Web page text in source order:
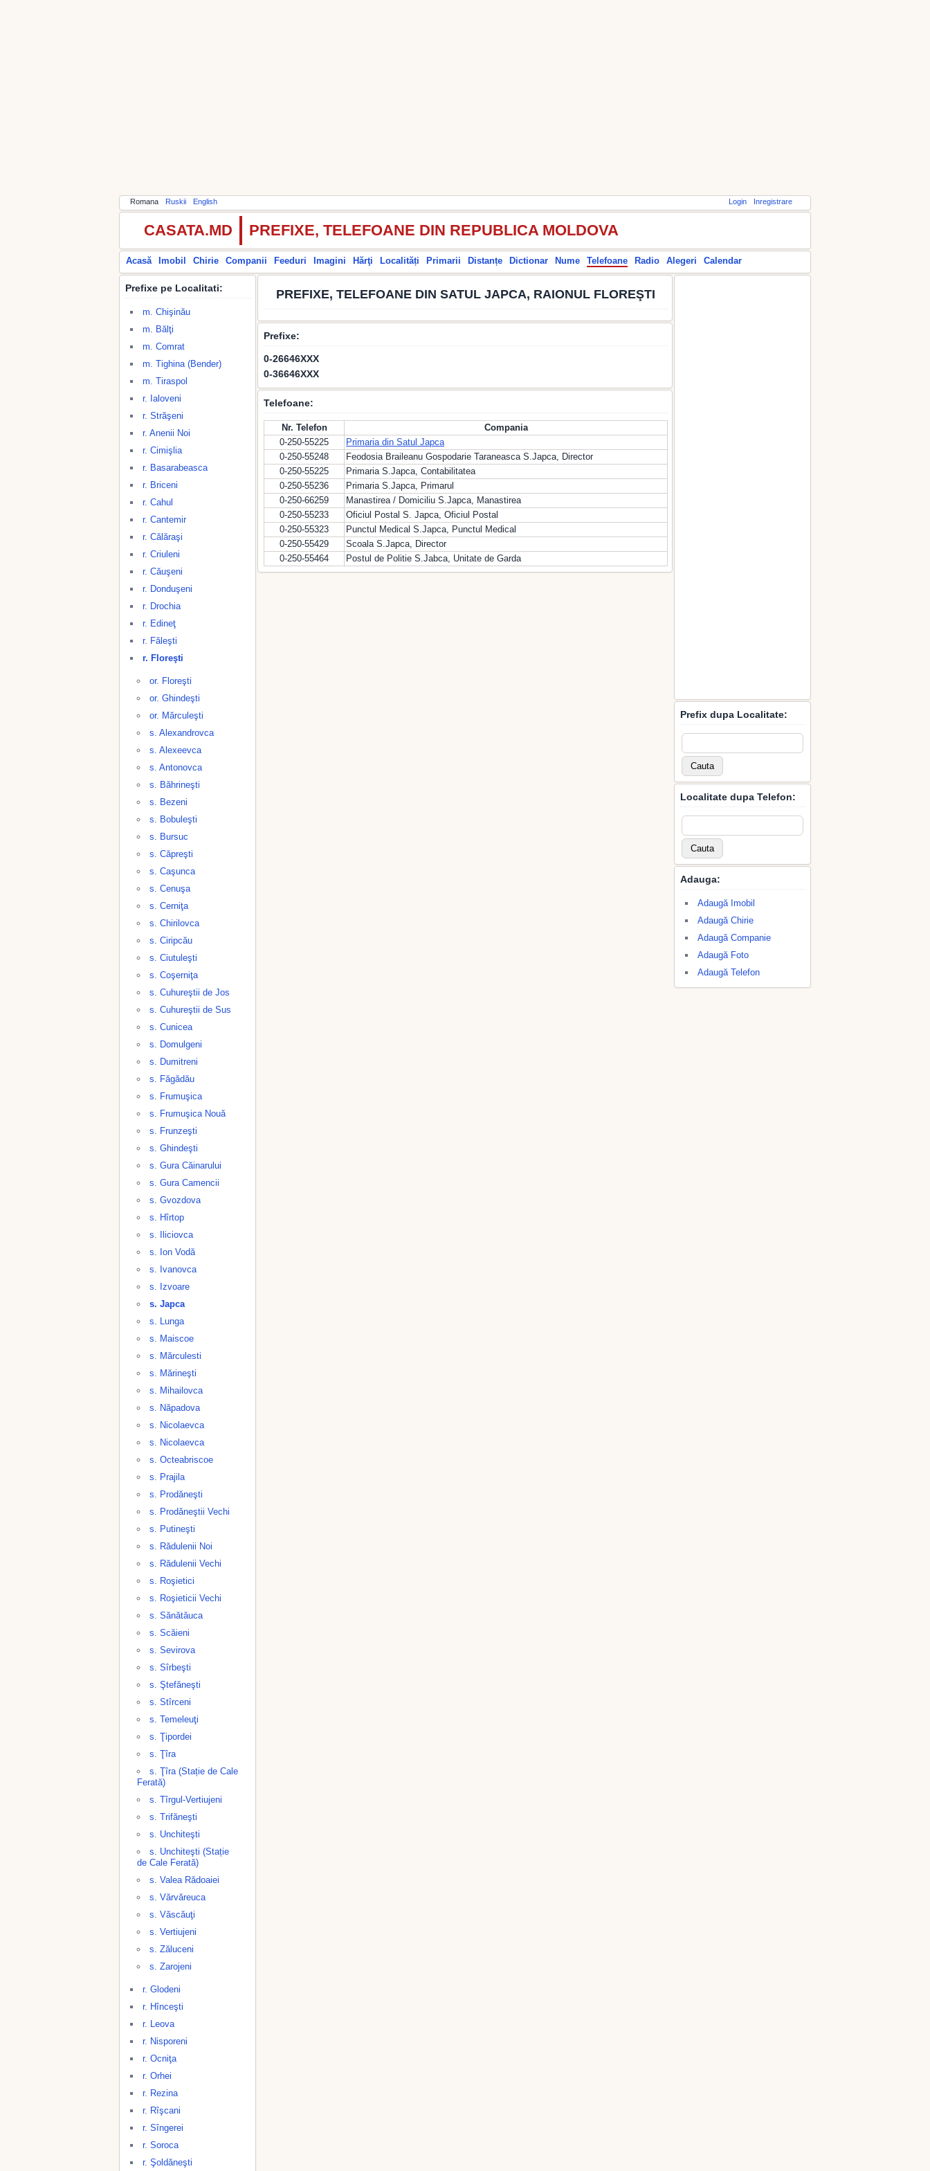
Romana Ruskii English Login Inregistrare
CASATA.MD PREFIXE, TELEFOANE DIN REPUBLICA MOLDOVA
Acasă Imobil Chirie Companii Feeduri Imagini Hărţi Localități Primarii Distanțe Dictionar Nume Telefoane Radio Alegeri Calendar
Prefixe pe Localitati:
m. Chişinău
m. Bălţi
m. Comrat
m. Tighina (Bender)
m. Tiraspol
r. Ialoveni
r. Străşeni
r. Anenii Noi
r. Cimişlia
r. Basarabeasca
r. Briceni
r. Cahul
r. Cantemir
r. Călăraşi
r. Criuleni
r. Căuşeni
r. Donduşeni
r. Drochia
r. Edineţ
r. Făleşti
r. Floreşti
or. Floreşti
or. Ghindeşti
or. Mărculeşti
s. Alexandrovca
s. Alexeevca
s. Antonovca
s. Băhrineşti
s. Bezeni
s. Bobuleşti
s. Bursuc
s. Căpreşti
s. Caşunca
s. Cenuşa
s. Cerniţa
s. Chirilovca
s. Ciripcău
s. Ciutuleşti
s. Coşerniţa
s. Cuhureştii de Jos
s. Cuhureştii de Sus
s. Cunicea
s. Domulgeni
s. Dumitreni
s. Făgădău
s. Frumuşica
s. Frumuşica Nouă
s. Frunzeşti
s. Ghindeşti
s. Gura Căinarului
s. Gura Camencii
s. Gvozdova
s. Hîrtop
s. Iliciovca
s. Ion Vodă
s. Ivanovca
s. Izvoare
s. Japca
s. Lunga
s. Maiscoe
s. Mărculesti
s. Mărineşti
s. Mihailovca
s. Năpadova
s. Nicolaevca
s. Nicolaevca
s. Octeabriscoe
s. Prajila
s. Prodăneşti
s. Prodăneştii Vechi
s. Putineşti
s. Rădulenii Noi
s. Rădulenii Vechi
s. Roşietici
s. Roşieticii Vechi
s. Sănătăuca
s. Scăieni
s. Sevirova
s. Sîrbeşti
s. Ştefăneşti
s. Stîrceni
s. Temeleuţi
s. Ţipordei
s. Ţîra
s. Ţîra (Stație de Cale
Ferată)
s. Tîrgul-Vertiujeni
s. Trifăneşti
s. Unchiteşti
s. Unchiteşti (Stație
de Cale Ferată)
s. Valea Rădoaiei
s. Vărvăreuca
s. Văscăuţi
s. Vertiujeni
s. Zăluceni
s. Zarojeni
r. Glodeni
r. Hînceşti
r. Leova
r. Nisporeni
r. Ocniţa
r. Orhei
r. Rezina
r. Rîşcani
r. Sîngerei
r. Soroca
r. Şoldăneşti
PREFIXE, TELEFOANE DIN SATUL JAPCA, RAIONUL FLOREŞTI
Prefixe:
0-26646XXX
0-36646XXX
Telefoane:
Nr. Telefon
Compania
0-250-55225
Primaria din Satul Japca
0-250-55248
Feodosia Braileanu Gospodarie Taraneasca S.Japca, Director
0-250-55225
Primaria S.Japca, Contabilitatea
0-250-55236
Primaria S.Japca, Primarul
0-250-66259
Manastirea / Domiciliu S.Japca, Manastirea
0-250-55233
Oficiul Postal S. Japca, Oficiul Postal
0-250-55323
Punctul Medical S.Japca, Punctul Medical
0-250-55429
Scoala S.Japca, Director
0-250-55464
Postul de Politie S.Jabca, Unitate de Garda
Prefix dupa Localitate:
Localitate dupa Telefon:
Adauga:
Adaugă Imobil
Adaugă Chirie
Adaugă Companie
Adaugă Foto
Adaugă Telefon